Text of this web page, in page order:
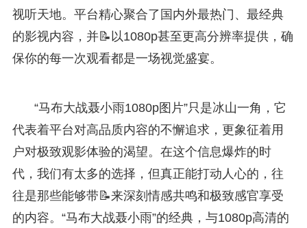
视听天地。平台精心聚合了国内外最热门、最经典
的影视内容，并📝以1080p甚至更高分辨率提供，确
保你的每一次观看都是一场视觉盛宴。
“马布大战聂小雨1080p图片”只是冰山一角，它
代表着平台对高品质内容的不懈追求，更象征着用
户对极致观影体验的渴望。在这个信息爆炸的时
代，我们有太多的选择，但真正能打动人心的，往
往是那些能够带📝来深刻情感共鸣和极致感官享受
的内容。“马布大战聂小雨”的经典，与1080p高清的